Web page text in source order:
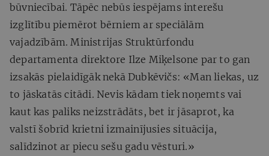
būvniecībai. Tāpēc nebūs iespējams interešu
izglītību piemērot bērniem ar speciālām
vajadzībām. Ministrijas Struktūrfondu
departamenta direktore Ilze Miķelsone par to gan
izsakās pielaidīgāk nekā Dubkēvičs: «Man liekas, uz
to jāskatās citādi. Nevis kādam tiek noņemts vai
kaut kas paliks neizstrādāts, bet ir jāsaprot, ka
valstī šobrīd krietni izmainījusies situācija,
salīdzinot ar piecu sešu gadu vēsturi.»